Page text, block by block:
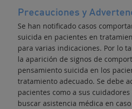
Precauciones y
Se han notificado casos
suicida en pacientes en
para varias indicaciones. Por lo
la aparición de signos de
pensamiento suicida en los
tratamiento adecuado. Se debe
pacientes como a sus
buscar asistencia médica en